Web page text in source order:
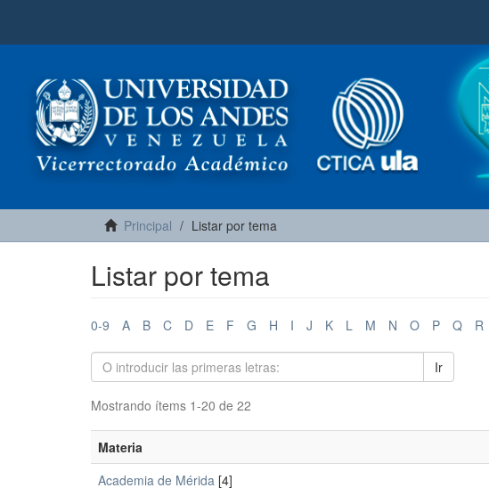
Principal Listar por tema
Listar por tema
0-9 A B C D E F G H I J K L M N O P Q R
Ir
Mostrando ítems 1-20 de 22
Materia
Academia de Mérida [4]